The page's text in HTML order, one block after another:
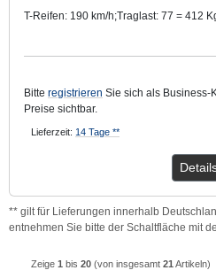
T-Reifen: 190 km/h;Traglast: 77 = 412
Bitte registrieren Sie sich als Business-
Preise sichtbar.
Lieferzeit: 14 Tage **
** gilt für Lieferungen innerhalb
entnehmen Sie bitte der Schaltfläche mit
Zeige1 bis20 (von insgesamt21 Artikeln)